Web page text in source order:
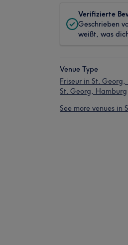
Verifizierte
Geschrieben
weißt, was
Venue Type
Friseur in St.
St. Georg, Hamburg
See more venues in